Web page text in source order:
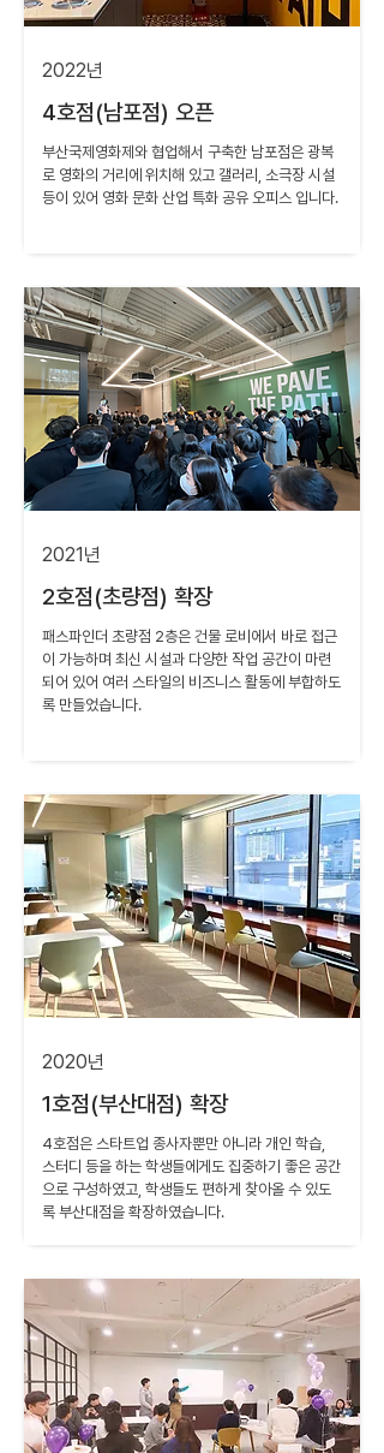
2022년
4호점(남포점) 오픈
부산국제영화제와 협업해서 구축한 남포점은 광복
로 영화의 거리에 위치해 있고 갤러리, 소극장 시설
등이 있어 영화 문화 산업 특화 공유 오피스 입니다.
2021년
2호점(초량점) 확장
패스파인더 초량점 2층은 건물 로비에서 바로 접근
이 가능하며 최신 시설과 다양한 작업 공간이 마련
되어 있어 여러 스타일의 비즈니스 활동에 부합하도
록 만들었습니다.
2020년
1호점(부산대점) 확장
4호점은 스타트업 종사자뿐만 아니라 개인 학습,
스터디 등을 하는 학생들에게도 집중하기 좋은 공간
으로 구성하였고, 학생들도 편하게 찾아올 수 있도
록 부산대점을 확장하였습니다.